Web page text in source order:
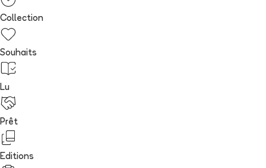
Collection
Souhaits
Lu
Prêt
Editions